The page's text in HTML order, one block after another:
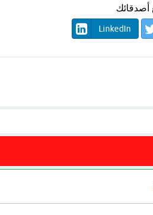
أصدقائك
LinkedIn